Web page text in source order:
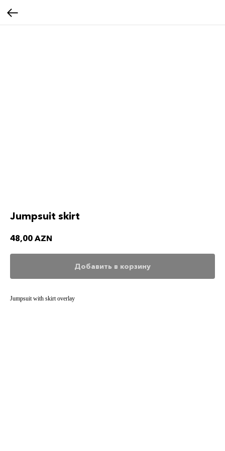
Jumpsuit skirt
48,00 AZN
Добавить в корзину
Jumpsuit with skirt overlay